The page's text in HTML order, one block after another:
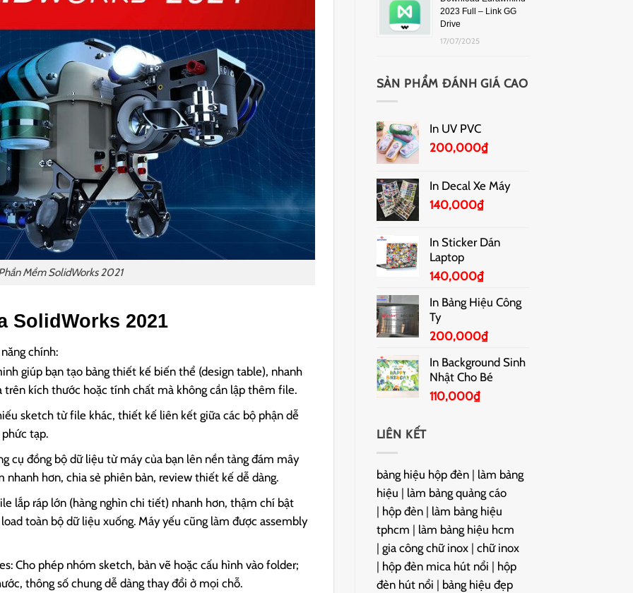
Mềm SolidWorks 2021
SolidWorks 2021
chính:
giúp bạn tạo bảng thiết kế biến thể (design table), nhanh
trên kích thước hoặc tính chất mà không cần lập thêm file.
sketch từ file khác, thiết kế liên kết giữa các bộ phận dễ
tạp.
cụ đồng bộ dữ liệu từ máy của bạn lên nền tảng đám mây
nhanh hơn, chia sẻ phiên bản, review thiết kế dễ dàng.
lắp ráp lớn (hàng nghìn chi tiết) nhanh hơn, thậm chí bật
toàn bộ dữ liệu xuống. Máy yếu cũng làm được assembly
Cho phép nhóm sketch, bản vẽ hoặc cấu hình vào folder;
thông số chung dễ dàng thay đổi ở mọi chỗ.
2023 Full – Link GG
Drive
17/07/2025
SẢN PHẨM ĐÁNH GIÁ CAO
In UV PVC
200,000₫
In Decal Xe Máy
140,000₫
In Sticker Dán
Laptop
140,000₫
In Bảng Hiệu Công
Ty
200,000₫
In Background Sinh
Nhật Cho Bé
110,000₫
LIÊN KẾT
bảng hiệu hộp đèn| làm bảng
hiệu | làm bảng quảng cáo
| hộp đèn| làm bảng hiệu
tphcm | làm bảng hiệu hcm
| gia công chữ inox| chữ inox
| hộp đèn mica hút nổi | hộp
đèn hút nổi | bảng hiệu đẹp